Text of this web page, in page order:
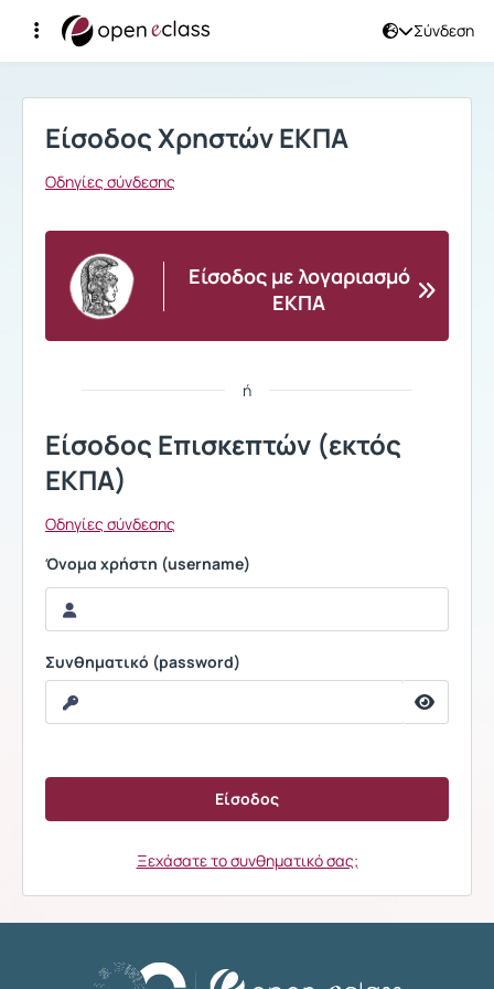
Σύνδεση
Σύνδεση
Είσοδος Χρηστών ΕΚΠΑ
Οδηγίες σύνδεσης
Είσοδος με λογαριασμό
ΕΚΠΑ
ή
Είσοδος Επισκεπτών (εκτός
ΕΚΠΑ)
Οδηγίες σύνδεσης
Όνομα χρήστη (username)
Συνθηματικό (password)
Ξεχάσατε το συνθηματικό σας;